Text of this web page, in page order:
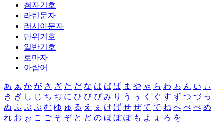
첨자기호
라틴문자
러시아문자
단위기호
일반기호
로마자
아랍어
あ ぁ か が さ ざ た だ な は ば ぱ ま や ゃ ら わ ゎ ん い ぃ
き ぎ し じ ち ぢ に ひ び ぴ み り う ぅ く ぐ す ず つ づ っ
ぬ ふ ぶ ぷ む ゆ ゅ る え ぇ け げ せ ぜ て で ね へ べ ぺ め
れ お ぉ こ ご そ ぞ と ど の ほ ぼ ぽ も よ ょ ろ を